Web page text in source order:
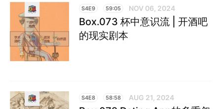
S4E9 59:05 NOV 06, 2024
Box.073 杯中意识流 | 开酒吧
的现实剧本
S4E8 58:58 AUG 21, 2024